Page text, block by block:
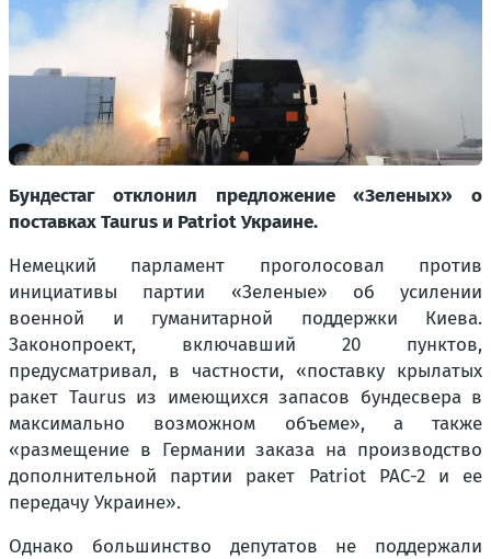
Бундестаг отклонил предложение «Зеленых» о
поставках Taurus и Patriot Украине.
Немецкий парламент проголосовал против
инициативы партии «Зеленые» об усилении
военной и гуманитарной поддержки Киева.
Законопроект, включавший 20 пунктов,
предусматривал, в частности, «поставку крылатых
ракет Taurus из имеющихся запасов бундесвера в
максимально возможном объеме», а также
«размещение в Германии заказа на производство
дополнительной партии ракет Patriot PAC-2 и ее
передачу Украине».
Однако большинство депутатов не поддержали